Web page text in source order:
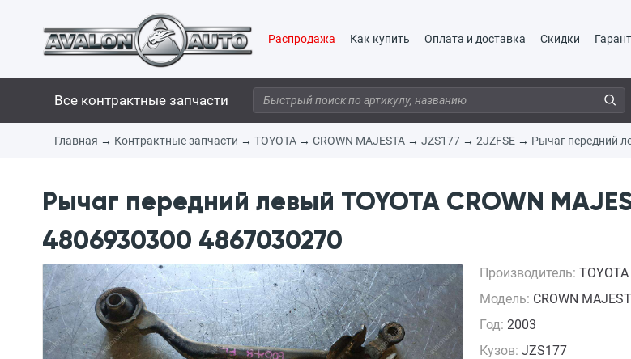
Распродажа Как купить Оплата и доставка Скидки
Все контрактные запчасти
Главная → Контрактные запчасти → TOYOTA → CROWN MAJESTA → JZS177 → 2JZFSE → Рычаг передний
Рычаг передний левый TOYOTA CROWN
4806930300 4867030270
Производитель: TOYOTA
Модель: CROWN
Год: 2003
Кузов: JZS177